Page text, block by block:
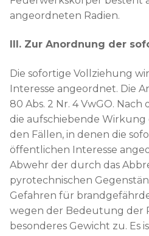
angeordneten Radien.
III. Zur Anordnung der
Die sofortige Vollziehung
Interesse angeordnet. Die
80 Abs. 2 Nr. 4 VwGO.
die aufschiebende Wirkung
den Fällen, in denen die
öffentlichen Interesse
Abwehr der durch das
pyrotechnischen
Gefahren für
wegen der Bedeutung der
besonderes Gewicht zu. Es